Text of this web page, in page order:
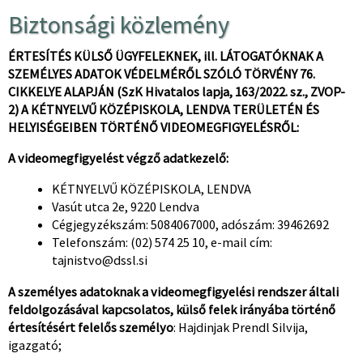
Biztonsági közlemény
ÉRTESÍTÉS KÜLSŐ ÜGYFELEKNEK, ill. LÁTOGATÓKNAK A
SZEMÉLYES ADATOK VÉDELMÉRŐL SZÓLÓ TÖRVÉNY 76.
CIKKELYE ALAPJÁN (SzK Hivatalos lapja, 163/2022. sz., ZVOP-
2) A KÉTNYELVŰ KÖZÉPISKOLA, LENDVA TERÜLETÉN ÉS
HELYISÉGEIBEN TÖRTÉNŐ VIDEOMEGFIGYELÉSRŐL:
A videomegfigyelést végző adatkezelő:
KÉTNYELVŰ KÖZÉPISKOLA, LENDVA
Vasút utca 2e, 9220 Lendva
Cégjegyzékszám: 5084067000, adószám: 39462692
Telefonszám: (02) 574 25 10, e-mail cím:
tajnistvo@dssl.si
A személyes adatoknak a videomegfigyelési rendszer általi
feldolgozásával kapcsolatos, külső felek irányába történő
értesítésért felelős személyo: Hajdinjak Prendl Silvija,
igazgató;